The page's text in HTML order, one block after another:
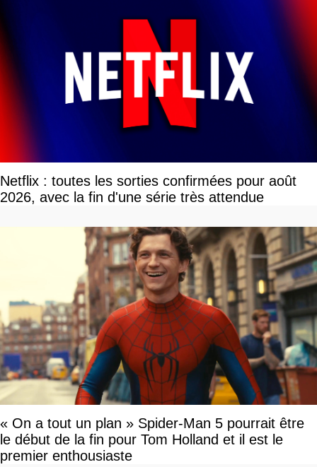
Netflix : toutes les sorties confirmées pour août
2026, avec la fin d'une série très attendue
« On a tout un plan » Spider-Man 5 pourrait être
le début de la fin pour Tom Holland et il est le
premier enthousiaste